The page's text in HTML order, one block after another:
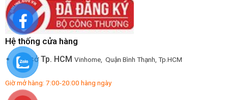
Hệ thống cửa hàng
Trụ sở Tp. HCM Vinhome, Quận Bình Thạnh, Tp.HCM
Giờ mở hàng: 7:00-20:00 hàng ngày